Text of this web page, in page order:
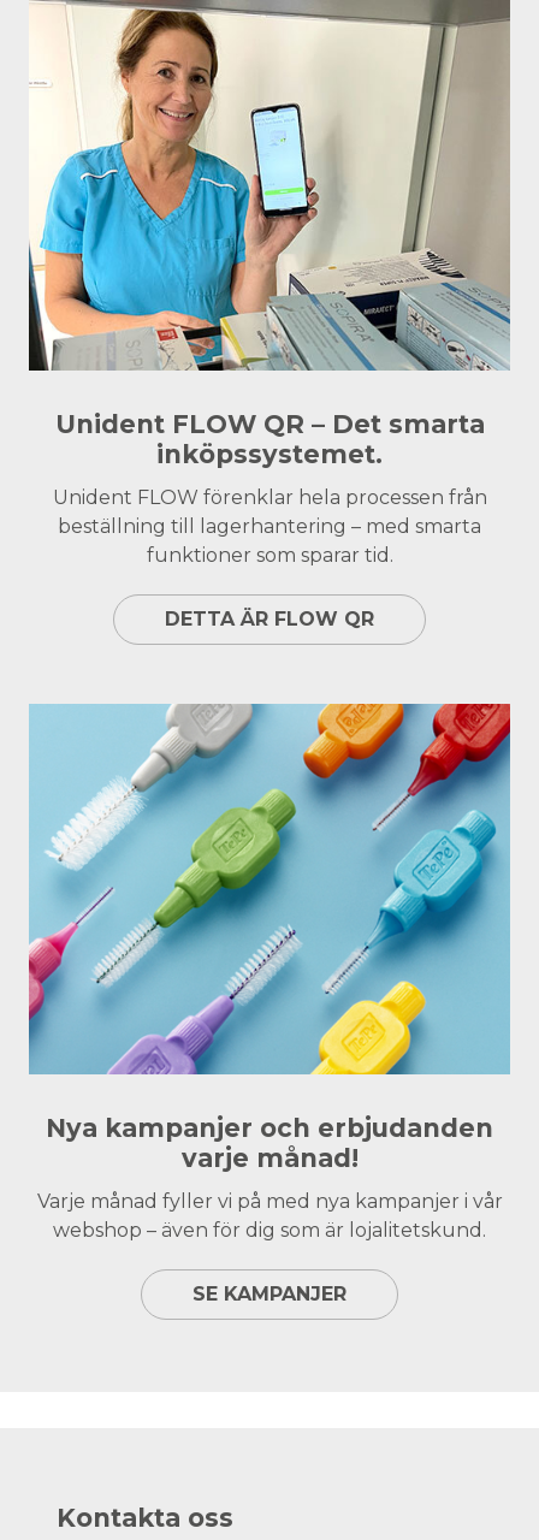
Unident FLOW QR – Det smarta
inköpssystemet.
Unident FLOW förenklar hela processen från
beställning till lagerhantering – med smarta
funktioner som sparar tid.
DETTA ÄR FLOW QR
Nya kampanjer och erbjudanden
varje månad!
Varje månad fyller vi på med nya kampanjer i vår
webshop – även för dig som är lojalitetskund.
SE KAMPANJER
Kontakta oss